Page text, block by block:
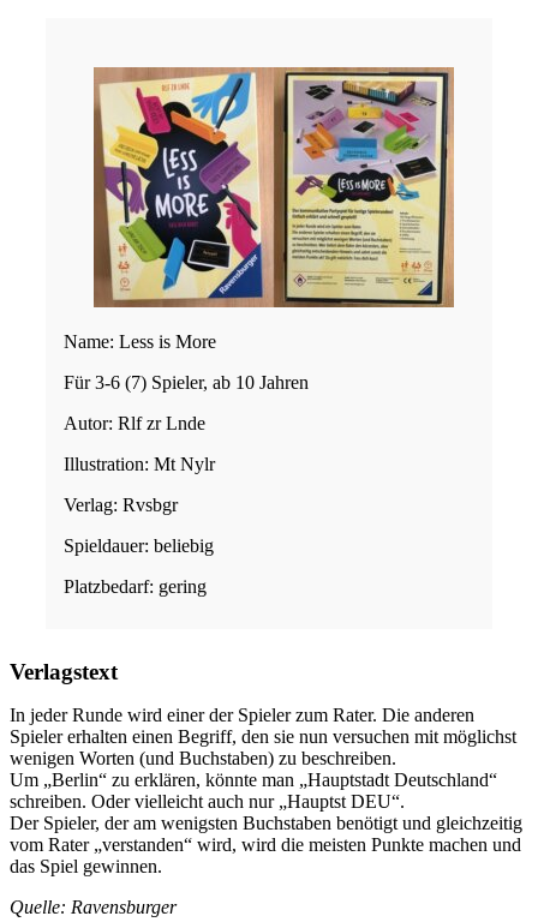
Name: Less is More
Für 3-6 (7) Spieler, ab 10 Jahren
Autor: Rlf zr Lnde
Illustration: Mt Nylr
Verlag: Rvsbgr
Spieldauer: beliebig
Platzbedarf: gering
Verlagstext
In jeder Runde wird einer der Spieler zum Rater. Die anderen
Spieler erhalten einen Begriff, den sie nun versuchen mit möglichst
wenigen Worten (und Buchstaben) zu beschreiben.
Um „Berlin“ zu erklären, könnte man „Hauptstadt Deutschland“
schreiben. Oder vielleicht auch nur „Hauptst DEU“.
Der Spieler, der am wenigsten Buchstaben benötigt und gleichzeitig
vom Rater „verstanden“ wird, wird die meisten Punkte machen und
das Spiel gewinnen.
Quelle: Ravensburger